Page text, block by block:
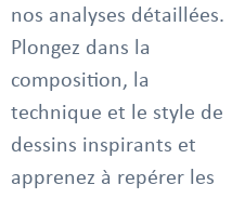
nos analyses détaillées.
Plongez dans la
composition, la
technique et le style de
dessins inspirants et
apprenez à repérer les